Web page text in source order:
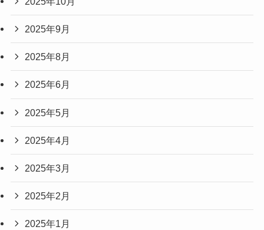
2025年9月
2025年8月
2025年6月
2025年5月
2025年4月
2025年3月
2025年2月
2025年1月